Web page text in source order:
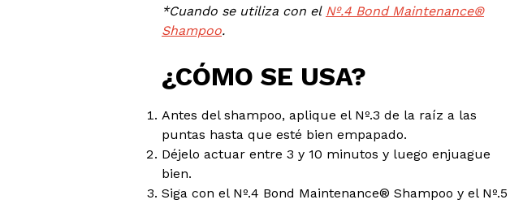
*Cuando se utiliza con el Nº.4 Bond Maintenance®
Shampoo.
¿CÓMO SE USA?
Antes del shampoo, aplique el Nº.3 de la raíz a las
puntas hasta que esté bien empapado.
Déjelo actuar entre 3 y 10 minutos y luego enjuague
bien.
Siga con el Nº.4 Bond Maintenance® Shampoo y el Nº.5